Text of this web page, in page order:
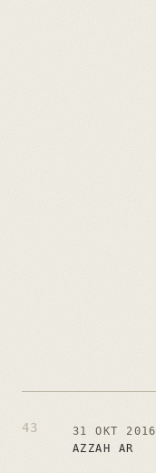
31 OKT 2016
AZZAH AR